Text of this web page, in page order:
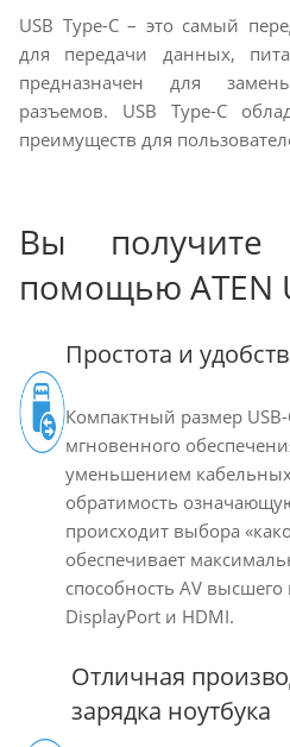
USB Type-C – это самый
для передачи данных,
предназначен для
разъемов. USB Type-C
преимуществ для
Вы
помощью ATEN
Простота и
Компактный размер
мгновенного
уменьшением
обратимость
происходит выбора
обеспечивает
способность AV высшего
DisplayPort и HDMI.
Отличная
зарядка ноутбука